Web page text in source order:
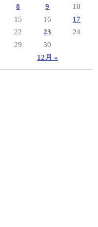
12月 »
8 9
10
15 16
17
22 23
24
29 30